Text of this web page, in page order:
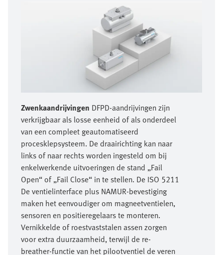
Zwenkaandrijvingen DFPD-aandrijvingen zijn
verkrijgbaar als losse eenheid of als onderdeel
van een compleet geautomatiseerd
procesklepsysteem. De draairichting kan naar
links of naar rechts worden ingesteld om bij
enkelwerkende uitvoeringen de stand „Fail
Open“ of „Fail Close“ in te stellen. De ISO 5211
De ventielinterface plus NAMUR-bevestiging
maken het eenvoudiger om magneetventielen,
sensoren en positieregelaars te monteren.
Vernikkelde of roestvaststalen assen zorgen
voor extra duurzaamheid, terwijl de re-
breather-functie van het pilootventiel de veren